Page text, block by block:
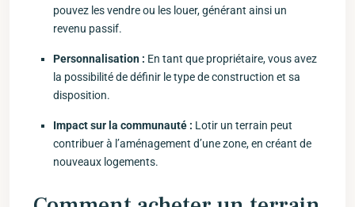
pouvez les vendre ou les louer, ⁣générant ainsi un
⁣revenu passif.
Personnalisation⁤ : En tant ⁤que ⁣propriétaire, vous avez
la possibilité de définir le type de construction et sa
disposition.
Impact sur la communauté : Lotir‌ un terrain peut
contribuer à l’aménagement ​d’une zone, en créant de
nouveaux⁤ logements.